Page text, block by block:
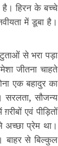
है। हिरन के बच्चे
में डूबा है।
से भरा पड़ा
जीतना चाहते
एक बहादुर का
सरलता, सौजन्य
एवं पीड़ितों
अच्छा प्रेम था।
बाहर से बिल्कुल